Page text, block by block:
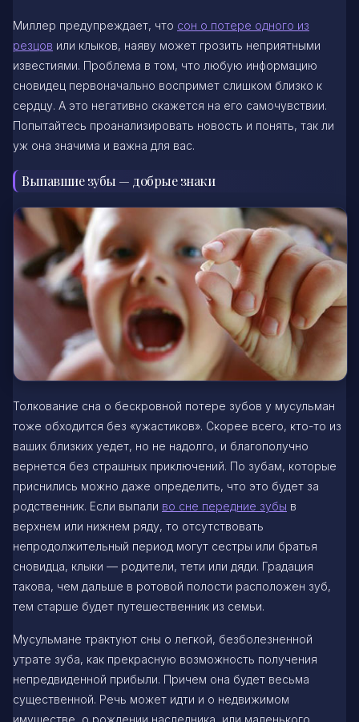
Миллер предупреждает, что сон о потере одного из
резцов или клыков, наяву может грозить неприятными
известиями. Проблема в том, что любую информацию
сновидец первоначально воспримет слишком близко к
сердцу. А это негативно скажется на его самочувствии.
Попытайтесь проанализировать новость и понять, так ли
уж она значима и важна для вас.
Выпавшие зубы — добрые знаки
Толкование сна о бескровной потере зубов у мусульман
тоже обходится без «ужастиков». Скорее всего, кто-то из
ваших близких уедет, но не надолго, и благополучно
вернется без страшных приключений. По зубам, которые
приснились можно даже определить, что это будет за
родственник. Если выпали во сне передние зубы в
верхнем или нижнем ряду, то отсутствовать
непродолжительный период могут сестры или братья
сновидца, клыки — родители, тети или дяди. Градация
такова, чем дальше в ротовой полости расположен зуб,
тем старше будет путешественник из семьи.
Мусульмане трактуют сны о легкой, безболезненной
утрате зуба, как прекрасную возможность получения
непредвиденной прибыли. Причем она будет весьма
существенной. Речь может идти и о недвижимом
имуществе, о рождении наследника, или маленького